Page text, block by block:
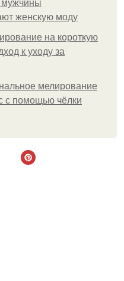
мужчины
женскую моду
на короткую
к уходу за
мелирование
с помощью чёлки